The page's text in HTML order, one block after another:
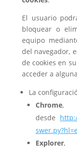
El usuario
bloquear o
equipo
del navegador,
de cookies en
acceder a
La
Chrome,
desde
Explorer,